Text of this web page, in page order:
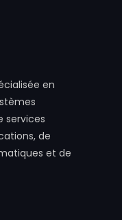
en
services
de
et de